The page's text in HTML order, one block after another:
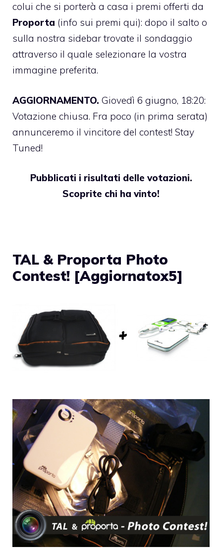
colui che si porterà a casa i premi offerti da
Proporta (info sui premi qui): dopo il salto o
sulla nostra sidebar trovate il sondaggio
attraverso il quale selezionare la vostra
immagine preferita.
AGGIORNAMENTO. Giovedì 6 giugno, 18:20:
Votazione chiusa. Fra poco (in prima serata)
annunceremo il vincitore del contest! Stay
Tuned!
Pubblicati i risultati delle votazioni.
Scoprite chi ha vinto!
TAL & Proporta Photo
Contest! [Aggiornatox5]